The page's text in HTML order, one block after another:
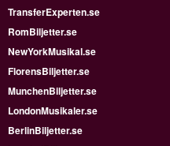
TransferExperten.se
RomBiljetter.se
NewYorkMusikal.se
FlorensBiljetter.se
MunchenBiljetter.se
LondonMusikaler.se
BerlinBiljetter.se